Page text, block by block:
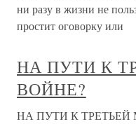
ни разу в жизни не
простит оговорку или
НА ПУТИ К
ВОЙНЕ?
НА ПУТИ К ТРЕТЬЕЙ